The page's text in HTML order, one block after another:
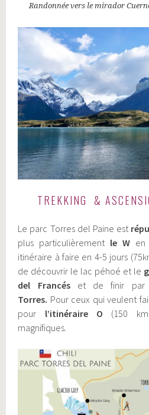
Randonnée vers le mirador
TREKKING &
Le parc Torres del Paine est
plus particulièrement le W
itinéraire à faire en 4-5 jours
de découvrir le lac péhoé et le
del Francés et de finir
Torres. Pour ceux qui veulent
pour l’itinéraire O (150
magnifiques.